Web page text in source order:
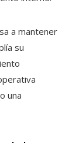
a mantener
su
una